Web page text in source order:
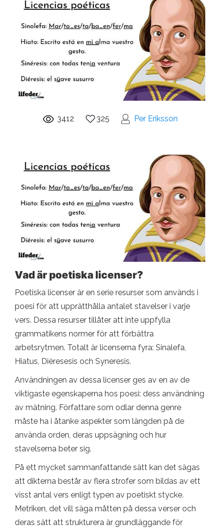
3412 325 Per Eriksson
Vad är poetiska licenser?
Poetiska licenser är en serie resurser som används i
poesi för att upprätthålla antalet stavelser i varje
vers. Dessa resurser tillåter att inte uppfylla
grammatikens normer för att förbättra
arbetsrytmen. Totalt är licenserna fyra: Sinalefa,
Hiatus, Diéresesis och Syneresis.
Användningen av dessa licenser ges av en av de
viktigaste egenskaperna hos poesi: dess användning
av mätning. Författare som odlar denna genre
måste ha i åtanke aspekter som längden på de
använda orden, deras uppsägning och hur
stavelserna beter sig.
På ett mycket sammanfattande sätt kan det sägas
att dikterna består av flera strofer som bildas av ett
visst antal vers enligt typen av poetiskt stycke.
Metriken, det vill säga måtten på dessa verser och
deras sätt att strukturera är grundläggande för